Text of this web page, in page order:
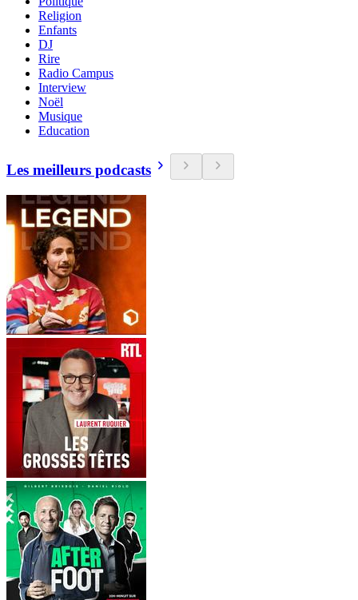
Religion
Enfants
DJ
Rire
Radio Campus
Interview
Noël
Musique
Education
Les meilleurs podcasts